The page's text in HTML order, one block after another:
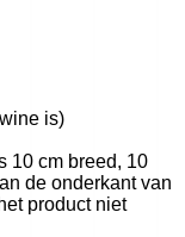
is)
10 cm breed, 10
de onderkant van
product niet